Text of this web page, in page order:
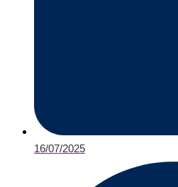
16/07/2025